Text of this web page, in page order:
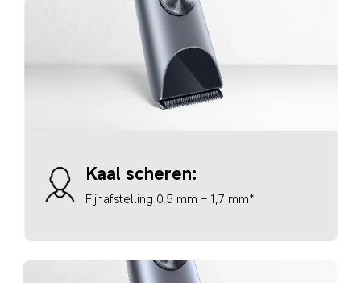
Kaal scheren:
Fijnafstelling 0,5 mm – 1,7 mm*